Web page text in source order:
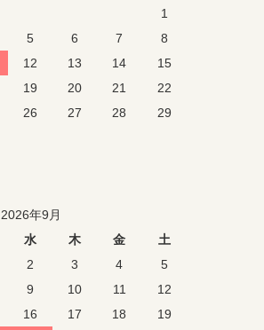
1
5 6 7
8
12 13 14
15
19 20 21
22
26 27 28
29
2026年9月
水 木 金
土
2 3 4
5
9 10 11
12
16 17 18
19